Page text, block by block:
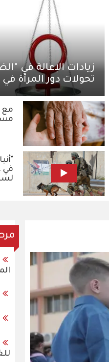
زيادات الإعالة في
تحولات دور المرأة في
مع
في